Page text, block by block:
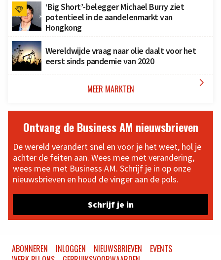
‘Big Short’-belegger Michael Burry ziet
potentieel in de aandelenmarkt van
Hongkong
Wereldwijde vraag naar olie daalt voor het
eerst sinds pandemie van 2020
MEER MARKTEN 
Ontvang de Business AM nieuwsbrieven
De wereld verandert snel en voor je het weet, hol je
achter de feiten aan. Wees mee met verandering,
wees mee met Business AM. Schrijf je in op onze
nieuwsbrieven en houd de vinger aan de pols.
Schrijf je in
ABONNEREN INLOGGEN NIEUWSBRIEVEN
EVENTS